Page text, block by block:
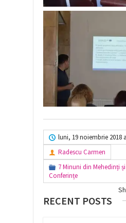
luni, 19 noiembrie 2018
Radescu Carmen
7 Minuni din Mehedinți
Conferințe
RECENT POSTS